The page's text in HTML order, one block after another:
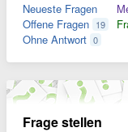
Neueste Fragen
Offene Fragen 19
Ohne Antwort 0
Frage stellen